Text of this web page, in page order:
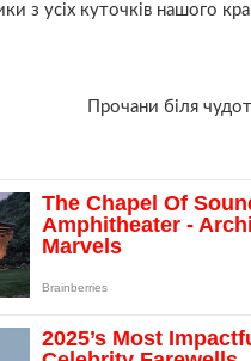
з усіх куточків нашого
Прочани біля